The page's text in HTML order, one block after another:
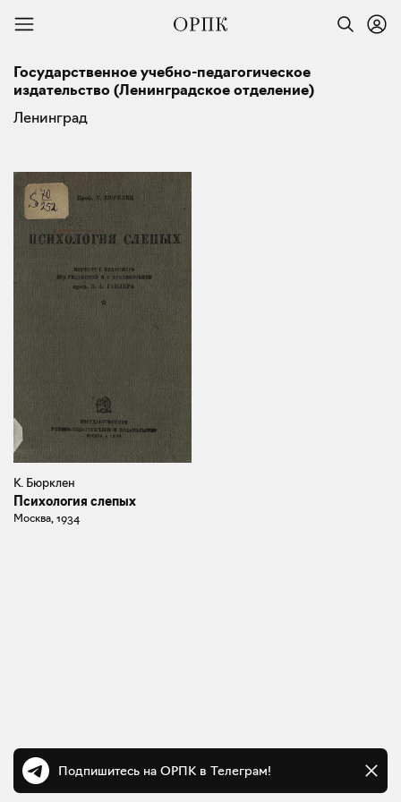
Государственное учебно-педагогическое
издательство (Ленинградское отделение)
Ленинград
К. Бюрклен
Психология слепых
Москва, 1934
Подпишитесь на ОРПК в Телеграм!